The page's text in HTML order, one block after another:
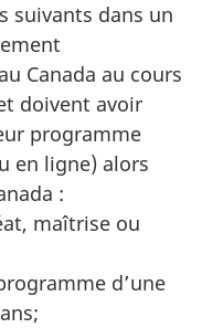
suivants dans un
Canada au cours
doivent avoir
programme
en ligne) alors
:
maîtrise ou
d’une